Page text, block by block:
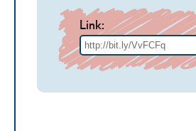
Link: